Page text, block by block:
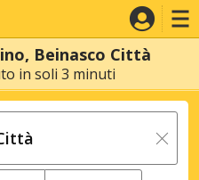
Beinasco Città
in soli 3 minuti